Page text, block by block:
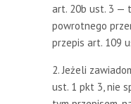
art. 20b ust. 3 —
powrotnego
przepis art. 109
2. Jeżeli
ust. 1 pkt 3, nie